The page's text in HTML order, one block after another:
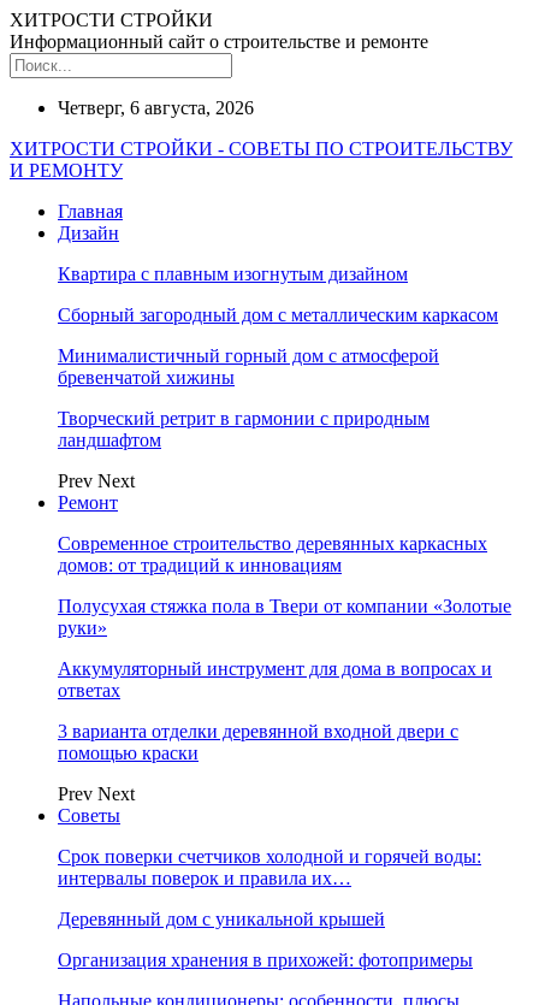
ХИТРОСТИ СТРОЙКИ
Информационный сайт о строительстве и ремонте
Четверг, 6 августа, 2026
ХИТРОСТИ СТРОЙКИ - СОВЕТЫ ПО СТРОИТЕЛЬСТВУ
И РЕМОНТУ
Главная
Дизайн
Квартира с плавным изогнутым дизайном
Сборный загородный дом с металлическим каркасом
Минималистичный горный дом с атмосферой
бревенчатой хижины
Творческий ретрит в гармонии с природным
ландшафтом
Prev Next
Ремонт
Современное строительство деревянных каркасных
домов: от традиций к инновациям
Полусухая стяжка пола в Твери от компании «Золотые
руки»
Аккумуляторный инструмент для дома в вопросах и
ответах
3 варианта отделки деревянной входной двери с
помощью краски
Prev Next
Советы
Срок поверки счетчиков холодной и горячей воды:
интервалы поверок и правила их…
Деревянный дом с уникальной крышей
Организация хранения в прихожей: фотопримеры
Напольные кондиционеры: особенности, плюсы